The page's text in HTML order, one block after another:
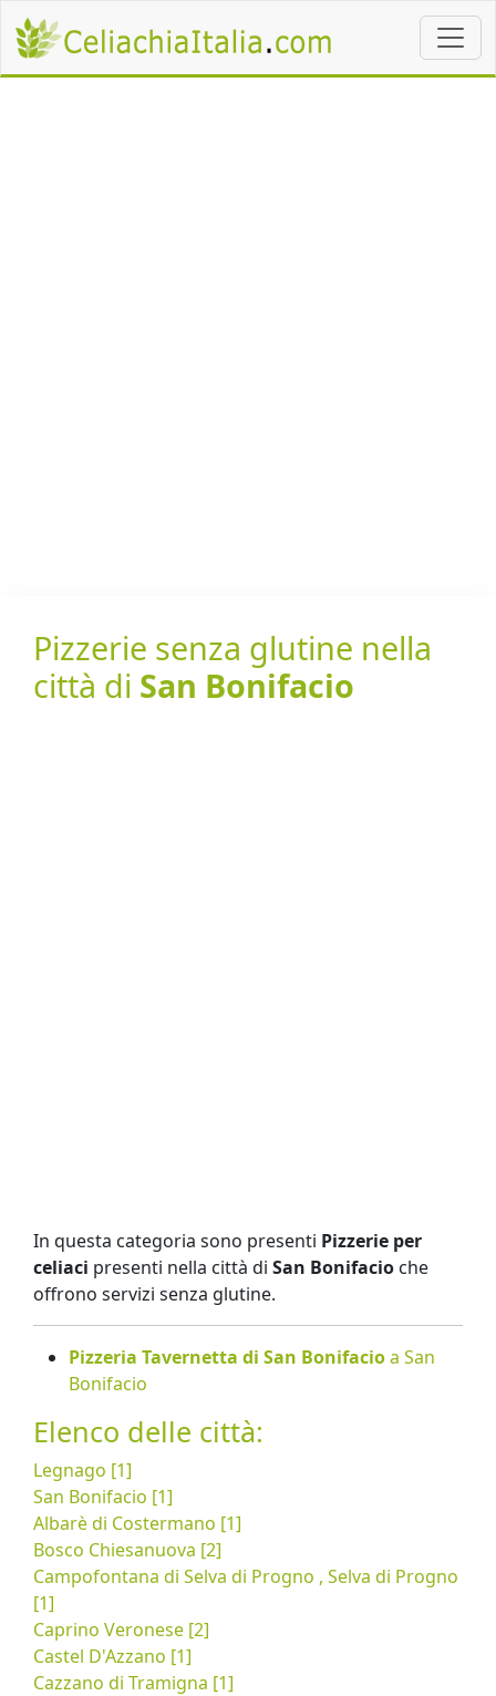
Pizzerie senza glutine nella
città di San Bonifacio
In questa categoria sono presenti Pizzerie per
celiaci presenti nella città di San Bonifacio che
offrono servizi senza glutine.
Pizzeria Tavernetta di San Bonifacioa San
Bonifacio
Elenco delle città:
Legnago [1]
San Bonifacio [1]
Albarè di Costermano [1]
Bosco Chiesanuova [2]
Campofontana di Selva di Progno , Selva di Progno
[1]
Caprino Veronese [2]
Castel D'Azzano [1]
Cazzano di Tramigna [1]